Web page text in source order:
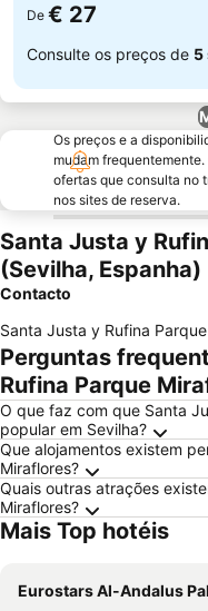
De € 27
Consulte os preços de 5
Os preços e a
mudam
ofertas que consulta no
nos sites de reserva.
Santa Justa y
(Sevilha, Espanha)
Contacto
Santa Justa y Rufina
Perguntas
Rufina Parque
O que faz com que Santa
popular em Sevilha?
Que alojamentos existem
Miraflores?
Quais outras atrações
Miraflores?
Mais Top hotéis
Eurostars Al-Andalus